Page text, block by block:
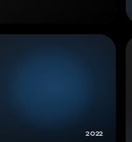
2022